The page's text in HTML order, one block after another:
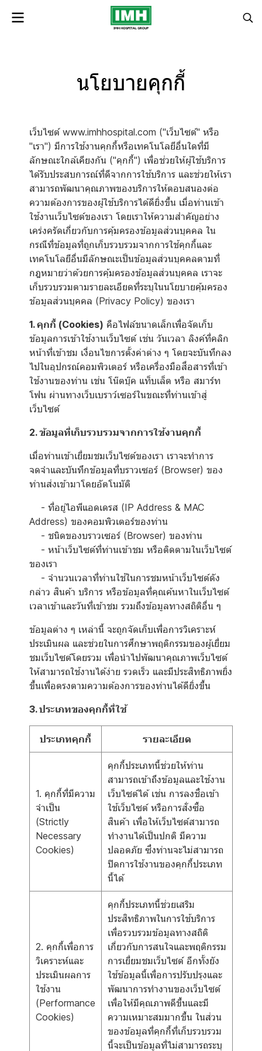
นโยบายคุกกี้
เว็บไซต์ www.imhhospital.com ("เว็บไซต์" หรือ
"เรา") มีการใช้งานคุกกี้หรือเทคโนโลยีอื่นใดที่มี
ลักษณะใกล้เคียงกัน ("คุกกี้") เพื่อช่วยให้ผู้ใช้บริการ
ได้รับประสบการณ์ที่ดีจากการใช้บริการ และช่วยให้เรา
สามารถพัฒนาคุณภาพของบริการให้ตอบสนองต่อ
ความต้องการของผู้ใช้บริการได้ดียิ่งขึ้น เมื่อท่านเข้า
ใช้งานเว็บไซต์ของเรา โดยเราให้ความสำคัญอย่าง
เคร่งครัดเกี่ยวกับการคุ้มครองข้อมูลส่วนบุคคล ใน
กรณีที่ข้อมูลที่ถูกเก็บรวบรวมจากการใช้คุกกี้และ
เทคโนโลยีอื่นมีลักษณะเป็นข้อมูลส่วนบุคคลตามที่
กฎหมายว่าด้วยการคุ้มครองข้อมูลส่วนบุคคล เราจะ
เก็บรวบรวมตามรายละเอียดที่ระบุในนโยบายคุ้มครอง
ข้อมูลส่วนบุคคล (Privacy Policy) ของเรา
1. คุกกี้ (Cookies) คือไฟล์ขนาดเล็กเพื่อจัดเก็บ
ข้อมูลการเข้าใช้งานเว็บไซต์ เช่น วันเวลา ลิงค์ที่คลิก
หน้าที่เข้าชม เงื่อนไขการตั้งค่าต่าง ๆ โดยจะบันทึกลง
ไปในอุปกรณ์คอมพิวเตอร์ หรือเครื่องมือสื่อสารที่เข้า
ใช้งานของท่าน เช่น โน๊ตบุ๊ค แท็บเล็ต หรือ สมาร์ท
โฟน ผ่านทางเว็บเบราว์เซอร์ในขณะที่ท่านเข้าสู่
เว็บไซต์
2. ข้อมูลที่เก็บรวบรวมจากการใช้งานคุกกี้
เมื่อท่านเข้าเยี่ยมชมเว็บไซต์ของเรา เราจะทำการ
จดจำและบันทึกข้อมูลที่บราวเซอร์ (Browser) ของ
ท่านส่งเข้ามาโดยอัตโนมัติ
- ที่อยู่ไอพีแอดเดรส (IP Address & MAC
Address) ของคอมพิวเตอร์ของท่าน
- ชนิดของบราวเซอร์ (Browser) ของท่าน
- หน้าเว็บไซต์ที่ท่านเข้าชม หรือติดตามในเว็บไซต์
ของเรา
- จำนวนเวลาที่ท่านใช้ในการชมหน้าเว็บไซต์ดัง
กล่าว สินค้า บริการ หรือข้อมูลที่คุณค้นหาในเว็บไซต์
เวลาเข้าและวันที่เข้าชม รวมถึงข้อมูลทางสถิติอื่น ๆ
ข้อมูลต่าง ๆ เหล่านี้ จะถูกจัดเก็บเพื่อการวิเคราะห์
ประเมินผล และช่วยในการศึกษาพฤติกรรมของผู้เยี่ยม
ชมเว็บไซต์โดยรวม เพื่อนำไปพัฒนาคุณภาพเว็บไซต์
ให้สามารถใช้งานได้ง่าย รวดเร็ว และมีประสิทธิภาพยิ่ง
ขึ้นเพื่อตรงตามความต้องการของท่านได้ดียิ่งขึ้น
3. ประเภทของคุกกี้ที่ใช้
ประเภทคุกกี้ รายละเอียด
1. คุกกี้ที่มีความ
จำเป็น
(Strictly
Necessary
Cookies)
คุกกี้ประเภทนี้ช่วยให้ท่าน
สามารถเข้าถึงข้อมูลและใช้งาน
เว็บไซต์ได้ เช่น การลงชื่อเข้า
ใช้เว็บไซต์ หรือการสั่งซื้อ
สินค้า เพื่อให้เว็บไซต์สามารถ
ทำงานได้เป็นปกติ มีความ
ปลอดภัย ซึ่งท่านจะไม่สามารถ
ปิดการใช้งานของคุกกี้ประเภท
นี้ได้
2. คุกกี้เพื่อการ
วิเคราะห์และ
ประเมินผลการ
ใช้งาน
(Performance
Cookies)
คุกกี้ประเภทนี้ช่วยเสริม
ประสิทธิภาพในการใช้บริการ
เพื่อรวบรวมข้อมูลทางสถิติ
เกี่ยวกับการสนใจและพฤติกรรม
การเยี่ยมชมเว็บไซต์ อีกทั้งยัง
ใช้ข้อมูลนี้เพื่อการปรับปรุงและ
พัฒนาการทำงานของเว็บไซต์
เพื่อให้มีคุณภาพดีขึ้นและมี
ความเหมาะสมมากขึ้น ในส่วน
ของข้อมูลที่คุกกี้ที่เก็บรวบรวม
นี้จะเป็นข้อมูลที่ไม่สามารถระบุ